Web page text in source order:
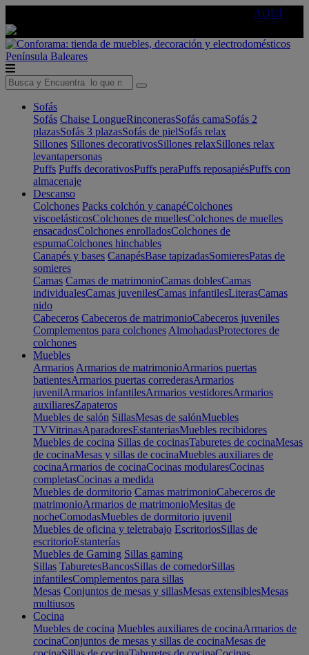
AQUÍ
Península Baleares
Sofás
Sofás Chaise LongueRinconerasSofás camaSofás 2
plazasSofás 3 plazasSofás de pielSofás relax
Sillones Sillones decorativosSillones relaxSillones relax
levantapersonas
Puffs Puffs decorativosPuffs peraPuffs reposapiésPuffs con
almacenaje
Descanso
Colchones Packs colchón y canapéColchones
viscoelásticosColchones de muellesColchones de muelles
ensacadosColchones enrolladosColchones de
espumaColchones hinchables
Canapés y bases CanapésBase tapizadasSomieresPatas de
somieres
Camas Camas de matrimonioCamas doblesCamas
individualesCamas juvenilesCamas infantilesLiterasCamas
nido
Cabeceros Cabeceros de matrimonioCabeceros juveniles
Complementos para colchones AlmohadasProtectores de
colchones
Muebles
Armarios Armarios de matrimonioArmarios puertas
batientesArmarios puertas correderasArmarios
juvenilArmarios infantilesArmarios vestidoresArmarios
auxiliaresZapateros
Muebles de salón SillasMesas de salónMuebles
TVVitrinasAparadoresEstanteriasMuebles recibidores
Muebles de cocina Sillas de cocinasTaburetes de cocinaMesas
de cocinaMesas y sillas de cocinaMuebles auxiliares de
cocinaArmarios de cocinaCocinas modularesCocinas
completasCocinas a medida
Muebles de dormitorio Camas matrimonioCabeceros de
matrimonioArmarios de matrimonioMesitas de
nocheComodasMuebles de dormitorio juvenil
Muebles de oficina y teletrabajo EscritoriosSillas de
escritorioEstanterías
Muebles de Gaming Sillas gaming
Sillas TaburetesBancosSillas de comedorSillas
infantilesComplementos para sillas
Mesas Conjuntos de mesas y sillasMesas extensiblesMesas
multiusos
Cocina
Muebles de cocina Muebles auxiliares de cocinaArmarios de
cocinaConjuntos de mesas y sillas de cocinaMesas de